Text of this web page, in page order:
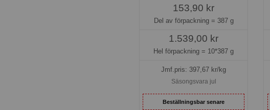
153,90 kr
Del av förpackning = 387 g
1.539,00 kr
Hel förpackning = 10*387 g
Jmf.pris: 397,67 kr/kg
Säsongsvara jul
Beställningsbar senare